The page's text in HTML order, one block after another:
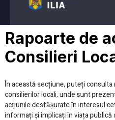
Rapoarte de
Consilieri
În această secțiune, puteți
consilierilor locali, unde sunt
acțiunile desfășurate în interesul
informați și implicați în viața publică